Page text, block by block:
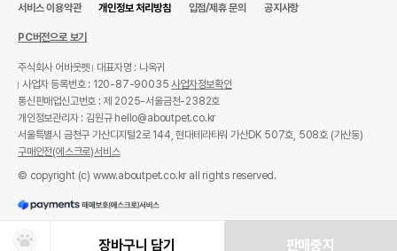
장바구니 담기 판매중지
서비스 이용약관 개인정보 처리방침 입점/제휴 문의 공지사항
PC버전으로 보기
주식회사 어바웃펫
대표자명 : 나옥귀
사업자 등록번호 : 120-87-90035사업자정보확인
통신판매업신고번호 : 제 2025-서울금천-2382호
개인정보관리자 : 김원규 hello@aboutpet.co.kr
서울특별시 금천구 가산디지털2로 144, 현대테라타워 가산DK 507호, 508호 (가산동)
구매안전(에스크로)서비스
© copyright (c) www.aboutpet.co.kr all rights reserved.